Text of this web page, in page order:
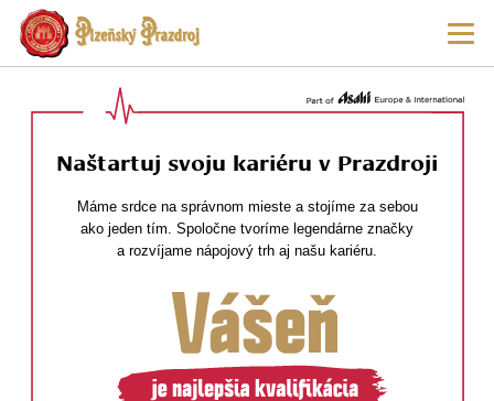
Naštartuj svoju kariéru v Prazdroji
Máme srdce na správnom mieste a stojíme za sebou
ako jeden tím. Spoločne tvoríme legendárne značky
a rozvíjame nápojový trh aj našu kariéru.